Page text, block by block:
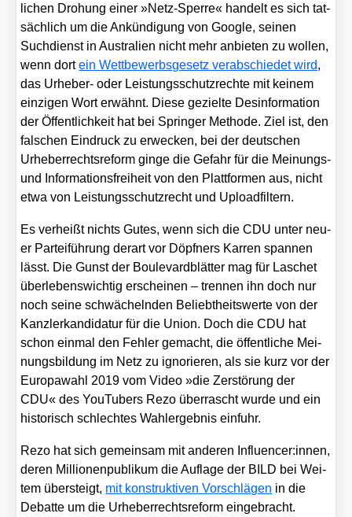
li­chen Dro­hung einer »Netz-Sper­re« han­delt es sich tat­
säch­lich um die Ankün­di­gung von Goog­le, sei­nen
Such­dienst in Aus­tra­li­en nicht mehr anbie­ten zu wol­len,
wenn dortein Wett­be­werbs­ge­setz ver­ab­schie­det wird,
das Urhe­ber- oder Leis­tungs­schutz­rech­te mit kei­nem
ein­zi­gen Wort erwähnt. Die­se geziel­te Des­in­for­ma­ti­on
der Öffent­lich­keit hat bei Sprin­ger Metho­de. Ziel ist, den
fal­schen Ein­druck zu erwe­cken, bei der deut­schen
Urhe­ber­rechts­re­form gin­ge die Gefahr für die Mei­nungs-
und Infor­ma­ti­ons­frei­heit von den Platt­for­men aus, nicht
etwa von Leis­tungs­schutz­recht und Upload­fil­tern.
Es ver­heißt nichts Gutes, wenn sich die CDU unter neu­
er Par­tei­füh­rung der­art vor Döpf­ners Kar­ren span­nen
lässt. Die Gunst der Bou­le­vard­blät­ter mag für Laschet
über­le­bens­wich­tig erschei­nen – tren­nen ihn doch nur
noch sei­ne schwä­cheln­den Beliebt­heits­wer­te von der
Kanz­ler­kan­di­da­tur für die Uni­on. Doch die CDU hat
schon ein­mal den Feh­ler gemacht, die öffent­li­che Mei­
nungs­bil­dung im Netz zu igno­rie­ren, als sie kurz vor der
Euro­pa­wahl 2019 vom Video »die Zer­stö­rung der
CDU« des You­Tubers Rezo über­rascht wur­de und ein
his­to­risch schlech­tes Wahl­er­geb­nis ein­fuhr.
Rezo hat sich gemein­sam mit ande­ren Influencer:innen,
deren Mil­lio­nen­pu­bli­kum die Auf­la­ge der BILD bei Wei­
tem über­steigt, mit kon­struk­ti­ven Vor­schlä­gen in die
Debat­te um die Urhe­ber­rechts­re­form ein­ge­bracht.